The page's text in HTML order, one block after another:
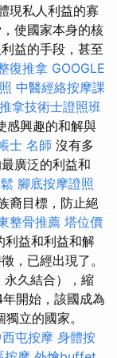
現私人利益的寡
使國家本身的核
益的手段，甚至
復推拿 GOOGLE
中醫經絡按摩課
拿技術士證照班
感興趣的和解與
士 名師 沒有多
廣泛的利益和
腳底按摩證照
裔目標，防止絕
整骨推薦 塔位價
利益和利益和解
，已經出現了。
永久結合），縮
開始，該國成為
立的國家。
屯按摩 身體按